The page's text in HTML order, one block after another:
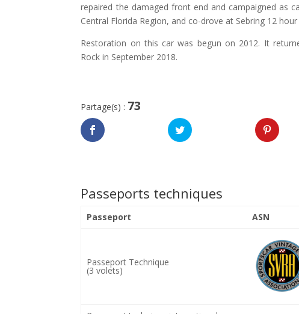
repaired the damaged front end and campaigned as
Central Florida Region, and co-drove at Sebring 12 hour
Restoration on this car was begun on 2012. It
Rock in September 2018.
Partage(s) : 73
Passeports techniques
Passeport ASN
Passeport Technique
(3 volets)